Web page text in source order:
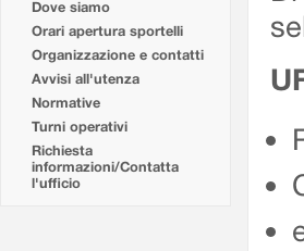
Dove siamo
Orari apertura sportelli
Organizzazione e contatti
Avvisi all'utenza
Normative
Turni operativi
Richiesta
informazioni/Contatta
l'ufficio